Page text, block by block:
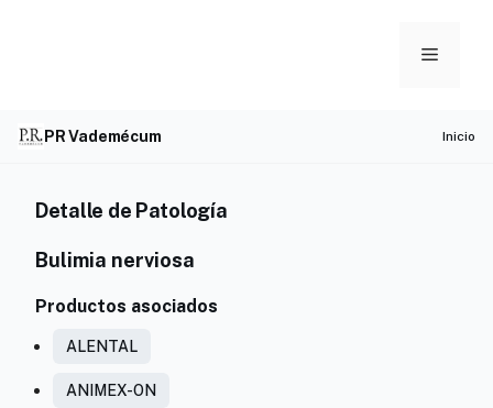
Menu
PR Vademécum Inicio
Detalle de Patología
Bulimia nerviosa
Productos asociados
ALENTAL
ANIMEX-ON